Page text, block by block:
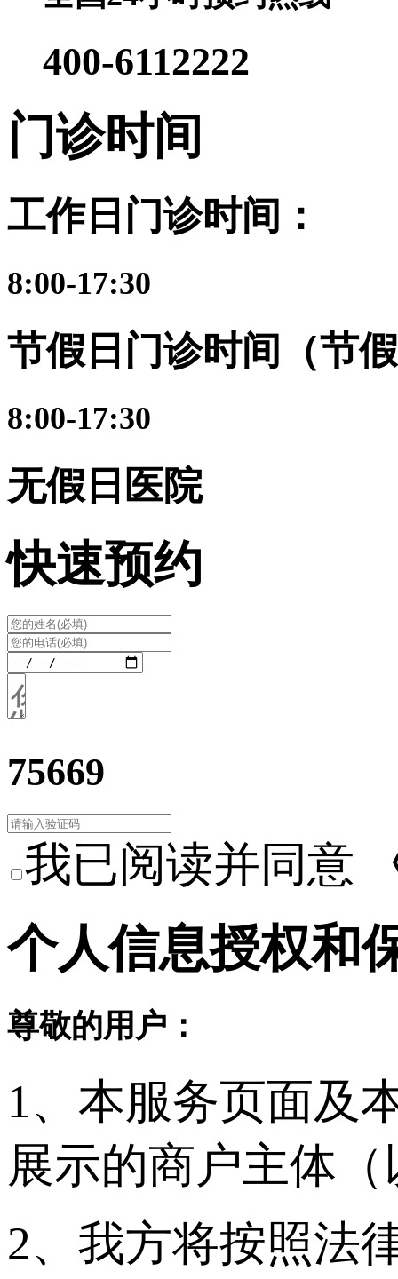
400-6112222
门诊时间
工作日门诊时间：
8:00-17:30
节假日门诊时间（节
8:00-17:30
无假日医院
快速预约
75669
我已阅读并同意
个人信息授权和
尊敬的用户：
1、本服务页面及
展示的商户主体
2、我方将按照法